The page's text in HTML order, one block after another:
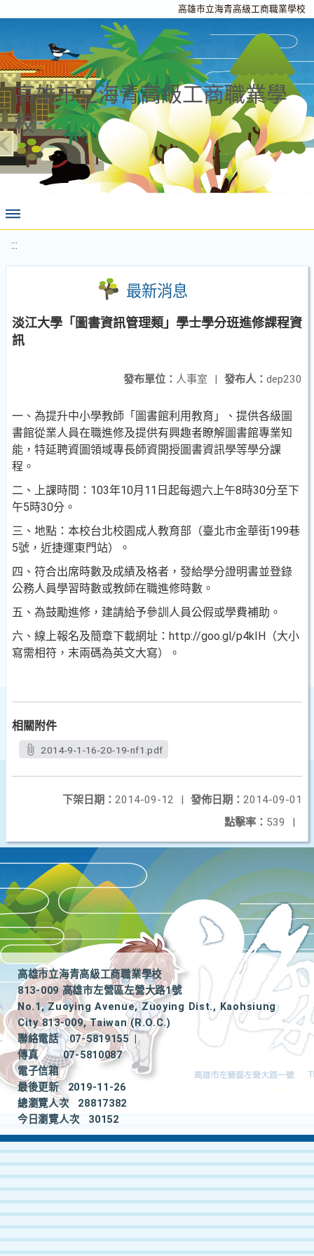
高雄市立海青高級工商職業學校
高雄市立海青高級工商職業學
校
:::
最新消息
淡江大學「圖書資訊管理類」學士學分班進修課程資
訊
發布人： dep230
發布單位： 人事室 |
一、為提升中小學教師「圖書館利用教育」、提供各級圖
書館從業人員在職進修及提供有興趣者瞭解圖書館專業知
能，特延聘資圖領域專長師資開授圖書資訊學等學分課
程。
二、上課時間：103年10月11日起每週六上午8時30分至下
午5時30分。
三、地點：本校台北校園成人教育部（臺北市金華街199巷
5號，近捷運東門站）。
四、符合出席時數及成績及格者，發給學分證明書並登錄
公務人員學習時數或教師在職進修時數。
五、為鼓勵進修，建請給予參訓人員公假或學費補助。
六、線上報名及簡章下載網址：http://goo.gl/p4kIH（大小
寫需相符，末兩碼為英文大寫）。
相關附件
2014-9-1-16-20-19-nf1.pdf
發佈日期： 2014-09-01
下架日期： 2014-09-12
|
點擊率： 539 |
高雄市立海青高級工商職業學校
813-009 高雄市左營區左營大路1號
No.1, Zuoying Avenue, Zuoying Dist., Kaohsiung
City 813-009, Taiwan (R.O.C.)
聯絡電話
07-5819155
|
傳真
07-5810087
電子信箱
最後更新
2019-11-26
總瀏覽人次
28817382
今日瀏覽人次
30152